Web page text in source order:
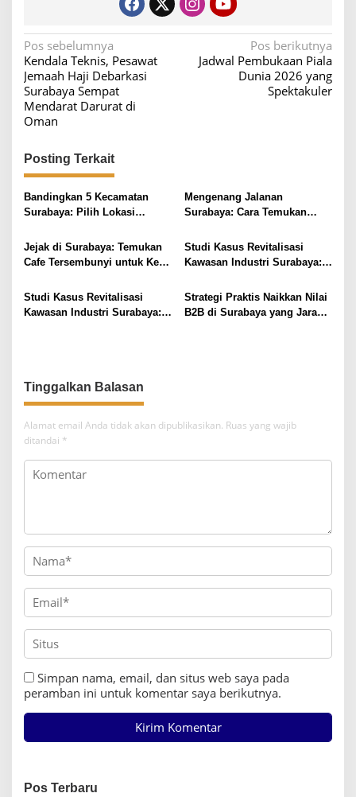
N
a
v
i
a
s
i
p
o
s
Pos sebelumnya
Kendala Teknis, Pesawat
Jemaah Haji Debarkasi
Surabaya Sempat
Mendarat Darurat di
Oman
Pos berikutnya
Jadwal Pembukaan Piala
Dunia 2026 yang
Spektakuler
Posting Terkait
Bandingkan 5 Kecamatan
Surabaya: Pilih Lokasi
Fasilitas
Mengenang Jalanan
Surabaya: Cara Temukan
Tua
Jejak di Surabaya: Temukan
Cafe Tersembunyi untuk Kerja
Studi Kasus Revitalisasi
Kawasan Industri Surabaya:
Studi Kasus Revitalisasi
Kawasan Industri Surabaya:
Strategi Praktis Naikkan Nilai
B2B di Surabaya yang Jarang
Tinggalkan Balasan
Alamat email Anda tidak akan dipublikasikan. Ruas yang wajib
ditandai *
Simpan nama, email, dan situs web saya pada
peramban ini untuk komentar saya berikutnya.
Pos Terbaru